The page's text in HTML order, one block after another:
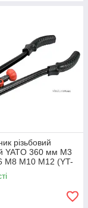
різьбовий
YATO 360 мм M3
M8 M10 M12 (YT-